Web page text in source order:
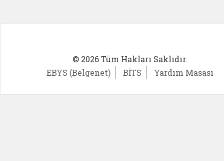
© 2026 Tüm Hakları Saklıdır.
EBYS (Belgenet)
BİTS Yardım Masası